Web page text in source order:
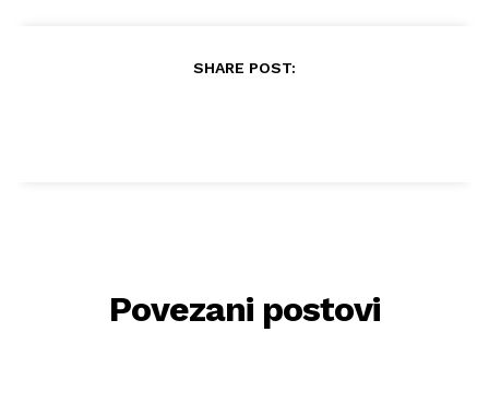
SHARE POST:
Povezani postovi